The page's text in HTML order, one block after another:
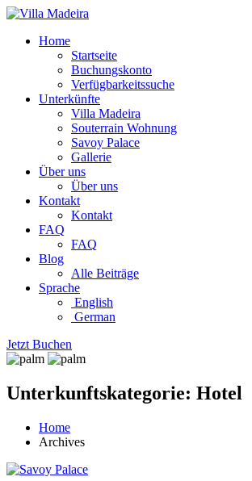
Home
Startseite
Buchungskonto
Verfügbarkeitssuche
Unterkünfte
Villa Madeira
Souterrain Wohnung
Savoy Palace
Gallerie
Über uns
Über uns
Kontakt
Kontakt
FAQ
FAQ
Blog
Alle Beiträge
Sprache
English
German
Jetzt Buchen
Unterkunftskategorie: Hotel
Home
Archives